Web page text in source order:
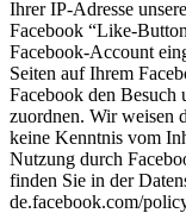
Ihrer IP-Adresse
Facebook “Like-
Facebook-Account
Seiten auf Ihrem
Facebook den Besuch
zuordnen. Wir weisen
keine Kenntnis vom
Nutzung durch
finden Sie in der
de.facebook.com/